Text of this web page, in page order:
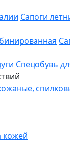
Сапоги
Спецобувь
кожей